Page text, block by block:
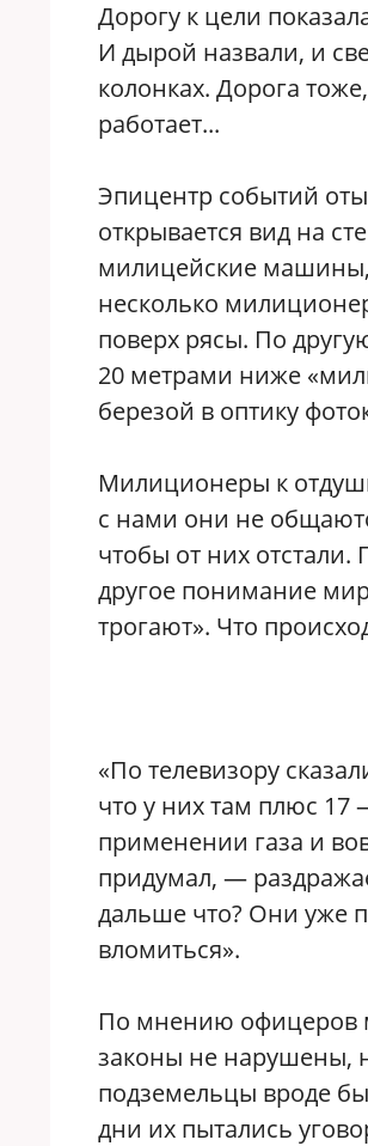
Дорогу к цели
И дырой назвали, и
колонках. Дорога
работает...
Эпицентр событий
открывается вид на
милицейские машины,
несколько
поверх рясы. По
20 метрами ниже
березой в оптику
Милиционеры к
с нами они не
чтобы от них
другое понимание
трогают». Что
«По телевизору
что у них там плюс
применении газа и
придумал, —
дальше что? Они уже
вломиться».
По мнению офицеров
законы не нарушены,
подземельцы вроде
дни их пытались